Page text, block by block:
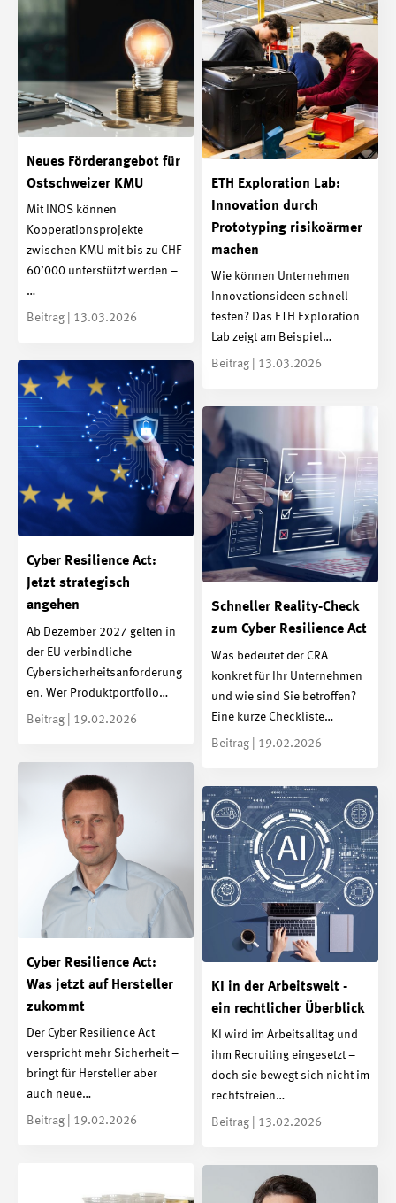
Neues Förderangebot für
Ostschweizer KMU
Mit INOS können
Kooperationsprojekte
zwischen KMU mit bis zu CHF
60’000 unterstützt werden –
…
Beitrag | 13.03.2026
ETH Exploration Lab:
Innovation durch
Prototyping risikoärmer
machen
Wie können Unternehmen
Innovationsideen schnell
testen? Das ETH Exploration
Lab zeigt am Beispiel…
Beitrag | 13.03.2026
Cyber Resilience Act:
Jetzt strategisch
angehen
Ab Dezember 2027 gelten in
der EU verbindliche
Cybersicherheitsanforderung
en. Wer Produktportfolio…
Beitrag | 19.02.2026
Schneller Reality-Check
zum Cyber Resilience Act
Was bedeutet der CRA
konkret für Ihr Unternehmen
und wie sind Sie betroffen?
Eine kurze Checkliste…
Beitrag | 19.02.2026
Cyber Resilience Act:
Was jetzt auf Hersteller
zukommt
Der Cyber Resilience Act
verspricht mehr Sicherheit –
bringt für Hersteller aber
auch neue…
Beitrag | 19.02.2026
KI in der Arbeitswelt -
ein rechtlicher Überblick
KI wird im Arbeitsalltag und
ihm Recruiting eingesetzt –
doch sie bewegt sich nicht im
rechtsfreien…
Beitrag | 13.02.2026